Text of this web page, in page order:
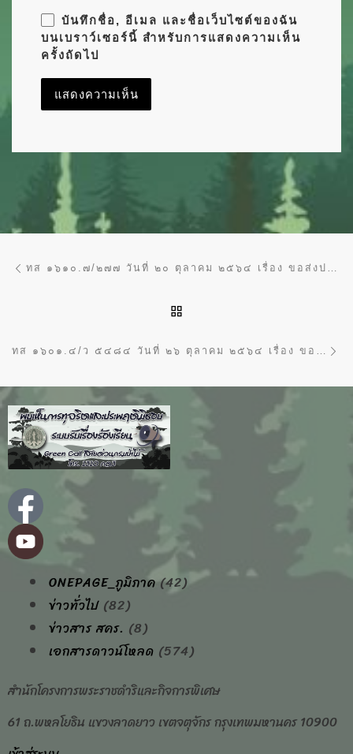
บันทึกชื่อ, อีเมล และชื่อเว็บไซต์ของฉัน
บนเบราว์เซอร์นี้ สำหรับการแสดงความเห็น
ครั้งถัดไป
ทส ๑๖๑๐.๗/๒๗๗ วันที่ ๒๐ ตุลาคม ๒๕๖๔ เรื่อง ขอส่งประกาศเผยแพร่แผนการจัดซื้อจัดจ้าง ประจำปีงบประมาณ พ.ศ. ๒๕๖๕
ทส ๑๖๐๑.๔/ว ๕๔๘๔ วันที่ ๒๖ ตุลาคม ๒๕๖๔ เรื่อง ขอเชิญเข้าร่วมอบรมโครงการพัฒนาศักยภาพบุคลากร หลักสูตร “เทคนิคการปฏิบัติงานคณะกรรมการจัดซื้อจัดจ้าง การจัดทำราคากลาง การบริหารสัญญาการจัดซื้อจัดจ้างในระบบ (E-GP) การพิจารณาผลการประกาศผู้ชนะวิธี E-BIDDING” รุ่นที่ ๑ – รุ่นที่ ๔
ONEPAGE_ภูมิภาค(42)
ข่าวทั่วไป (82)
ข่าวสาร สคร. (8)
เอกสารดาวน์โหลด (574)
สำนักโครงการพระราชดำริและกิจการพิเศษ
61 ถ.พหลโยธิน แขวงลาดยาว เขตจตุจักร กรุงเทพมหานคร 10900